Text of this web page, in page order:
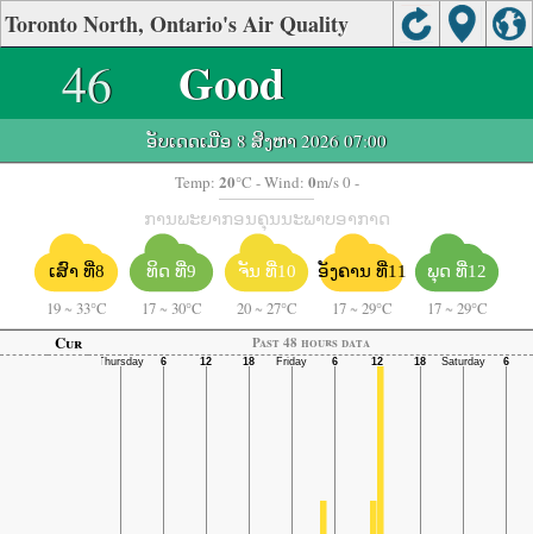
Toronto North, Ontario's Air Quality
46 Good
ອັບເດດເມື່ອ 8 ສິງຫາ 2026 07:00
Temp: 20°C - Wind: 0m/s 0 -
ການພະຍາກອນຄຸນນະພາບອາກາດ
ເສົາ ທີ່8
19 ~ 33°C
ທິດ ທີ່9
17 ~ 30°C
ຈັນ ທີ່10
20 ~ 27°C
ອັງຄານ ທີ່11
17 ~ 29°C
ພຸດ ທີ່12
17 ~ 29°C
Cur
Past 48 hours data